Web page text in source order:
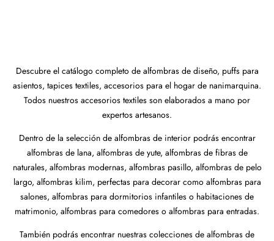
Descubre el catálogo completo de alfombras de diseño, puffs para
asientos, tapices textiles, accesorios para el hogar de nanimarquina.
Todos nuestros accesorios textiles son elaborados a mano por
expertos artesanos.
Dentro de la selección de alfombras de interior podrás encontrar
alfombras de lana, alfombras de yute, alfombras de fibras de
naturales, alfombras modernas, alfombras pasillo, alfombras de pelo
largo, alfombras kilim, perfectas para decorar como alfombras para
salones, alfombras para dormitorios infantiles o habitaciones de
matrimonio, alfombras para comedores o alfombras para entradas.
También podrás encontrar nuestras colecciones de alfombras de